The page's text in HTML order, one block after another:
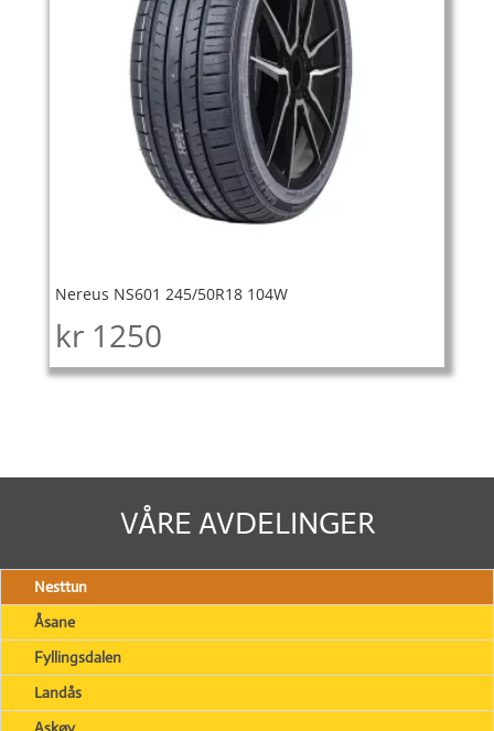
Nereus NS601 245/50R18 104W
kr 1250
VÅRE AVDELINGER
Nesttun
Åsane
Fyllingsdalen
Landås